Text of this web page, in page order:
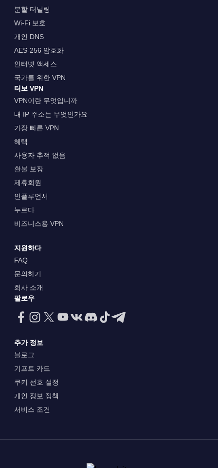
분할 터널링
Wi-Fi 보호
개인 DNS
AES-256 암호화
인터넷 액세스
국가를 위한 VPN
터보 VPN
VPN이란 무엇입니까
내 IP 주소는 무엇인가요
가장 빠른 VPN
혜택
사용자 추적 없음
환불 보장
제휴회원
인플루언서
누르다
비즈니스용 VPN
지원하다
FAQ
문의하기
회사 소개
팔로우
추가 정보
블로그
기프트 카드
쿠키 선호 설정
개인 정보 정책
서비스 조건